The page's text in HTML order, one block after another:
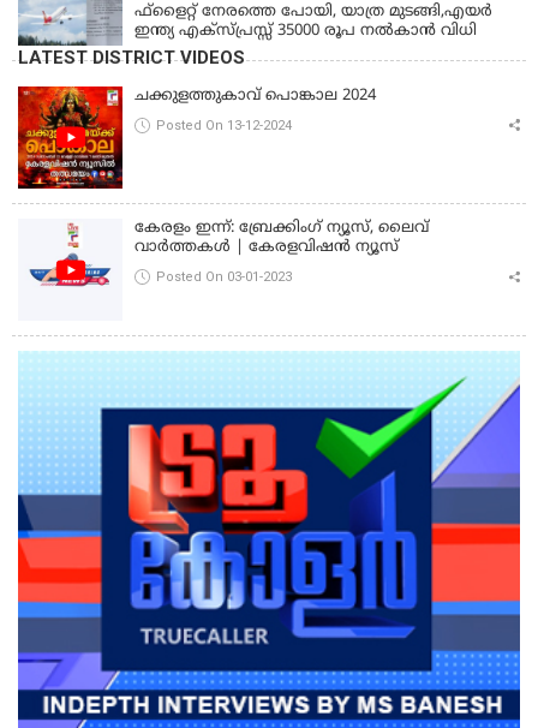
ഫ്ളൈറ്റ് നേരത്തെ പോയി, യാത്ര മുടങ്ങി,എയർ
ഇന്ത്യ എക്സ്പ്രസ്സ് 35000 രൂപ നൽകാൻ വിധി
LATEST DISTRICT VIDEOS
ചക്കുളത്തുകാവ് പൊങ്കാല 2024
Posted On 13-12-2024
കേരളം ഇന്ന്: ബ്രേക്കിംഗ് ന്യൂസ്, ലൈവ്
വാർത്തകൾ | കേരളവിഷൻ ന്യൂസ്
Posted On 03-01-2023